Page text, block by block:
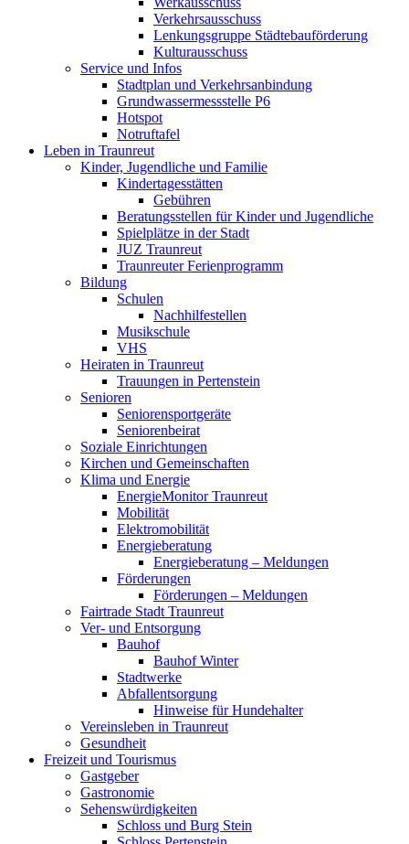
Verkehrsausschuss
Lenkungsgruppe Städtebauförderung
Kulturausschuss
Service und Infos
Stadtplan und Verkehrsanbindung
Grundwassermessstelle P6
Hotspot
Notruftafel
Leben in Traunreut
Kinder, Jugendliche und Familie
Kindertagesstätten
Gebühren
Beratungsstellen für Kinder und Jugendliche
Spielplätze in der Stadt
JUZ Traunreut
Traunreuter Ferienprogramm
Bildung
Schulen
Nachhilfestellen
Musikschule
VHS
Heiraten in Traunreut
Trauungen in Pertenstein
Senioren
Seniorensportgeräte
Seniorenbeirat
Soziale Einrichtungen
Kirchen und Gemeinschaften
Klima und Energie
EnergieMonitor Traunreut
Mobilität
Elektromobilität
Energieberatung
Energieberatung – Meldungen
Förderungen
Förderungen – Meldungen
Fairtrade Stadt Traunreut
Ver- und Entsorgung
Bauhof
Bauhof Winter
Stadtwerke
Abfallentsorgung
Hinweise für Hundehalter
Vereinsleben in Traunreut
Gesundheit
Freizeit und Tourismus
Gastgeber
Gastronomie
Sehenswürdigkeiten
Schloss und Burg Stein